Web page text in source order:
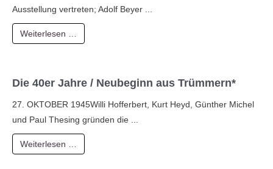
Ausstellung vertreten; Adolf Beyer ...
Weiterlesen …
Die 40er Jahre / Neubeginn aus Trümmern*
27. OKTOBER 1945Willi Hofferbert, Kurt Heyd, Günther Michel
und Paul Thesing gründen die ...
Weiterlesen …